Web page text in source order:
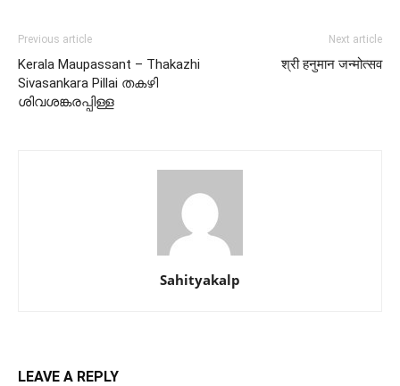
Previous article
Kerala Maupassant – Thakazhi
Sivasankara Pillai തകഴി
ശിവശങ്കരപ്പിള്ള
Next article
श्री हनुमान जन्मोत्सव
Sahityakalp
LEAVE A REPLY